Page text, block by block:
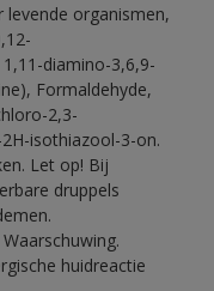
levende organismen,
diamino-3,6,9-
Formaldehyde,
2,3-
isothiazool-3-on.
Let op! Bij
druppels
huidreactie